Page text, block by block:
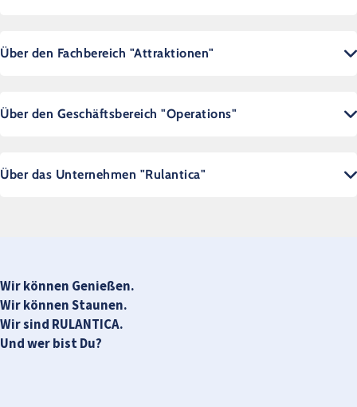
Über den Fachbereich "Attraktionen"
Über den Geschäftsbereich "Operations"
Über das Unternehmen "Rulantica"
Wir können Genießen.
Wir können Staunen.
Wir sind RULANTICA.
Und wer bist Du?